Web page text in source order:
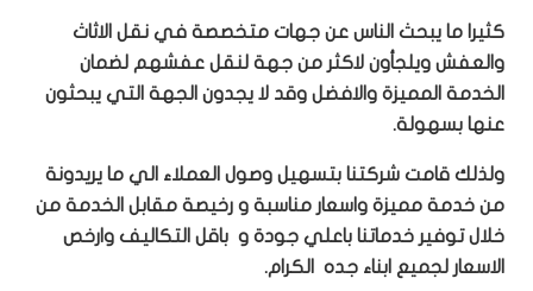
كثيرا ما يبحث الناس عن جهات متخصصة في نقل الاثاث
والعفش ويلجأون لاكثر من جهة لنقل عفشهم لضمان
الخدمة المميزة والافضل وقد لا يجدون الجهة التي يبحثون
عنها بسهولة.
ولذلك قامت شركتنا بتسهيل وصول العملاء الي ما يريدونة
من خدمة مميزة واسعار مناسبة و رخيصة مقابل الخدمة من
خلال توفير خدماتنا باعلي جودة و باقل التكاليف وارخص
الاسعار لجميع ابناء جده الكرام.